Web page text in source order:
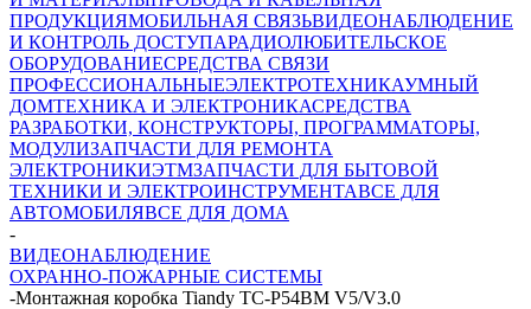
ПРОДУКЦИЯМОБИЛЬНАЯ СВЯЗЬВИДЕОНАБЛЮДЕНИЕ
И КОНТРОЛЬ ДОСТУПАРАДИОЛЮБИТЕЛЬСКОЕ
ОБОРУДОВАНИЕСРЕДСТВА СВЯЗИ
ПРОФЕССИОНАЛЬНЫЕЭЛЕКТРОТЕХНИКАУМНЫЙ
ДОМТЕХНИКА И ЭЛЕКТРОНИКАСРЕДСТВА
РАЗРАБОТКИ, КОНСТРУКТОРЫ, ПРОГРАММАТОРЫ,
МОДУЛИЗАПЧАСТИ ДЛЯ РЕМОНТА
ЭЛЕКТРОНИКИЭТМЗАПЧАСТИ ДЛЯ БЫТОВОЙ
ТЕХНИКИ И ЭЛЕКТРОИНСТРУМЕНТАВСЕ ДЛЯ
АВТОМОБИЛЯВСЕ ДЛЯ ДОМА
-
ВИДЕОНАБЛЮДЕНИЕ
ОХРАННО-ПОЖАРНЫЕ СИСТЕМЫ
-Монтажная коробка Tiandy TC-P54BM V5/V3.0